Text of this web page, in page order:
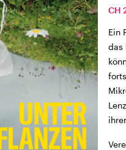
CH
Ein
das